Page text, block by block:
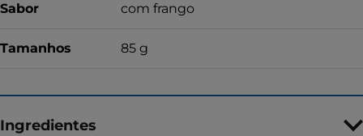
Sabor com frango
Tamanhos 85 g
Ingredientes